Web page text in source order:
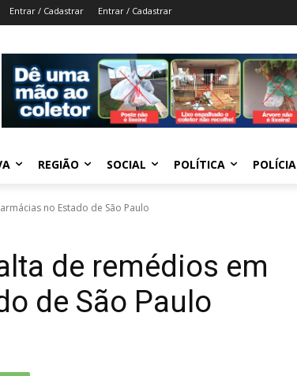
Entrar / Cadastrar Entrar / Cadastrar
REGIÃO SOCIAL POLÍTICA POLÍCIA
no Estado de São Paulo
de remédios em
de São Paulo